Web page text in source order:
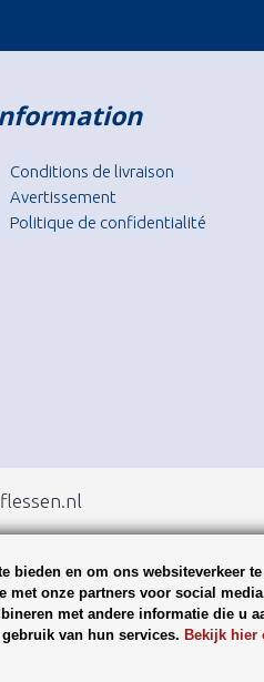
Conditions de livraison
Avertissement
Politique de confidentialité
bieden en om ons websiteverkeer te
onze partners voor social
met andere informatie die u
van hun services. Bekijk hier